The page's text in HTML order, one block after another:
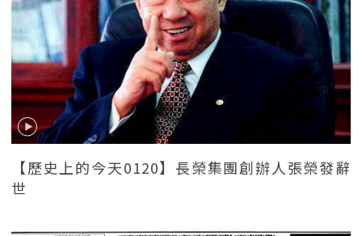
【歷史上的今天0120】長榮集團創辦人張榮發辭
世